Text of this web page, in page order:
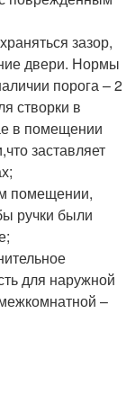
зазор,
двери. Нормы
порога – 2
створки в
в помещении
заставляет
помещении,
ручки были
для наружной
–